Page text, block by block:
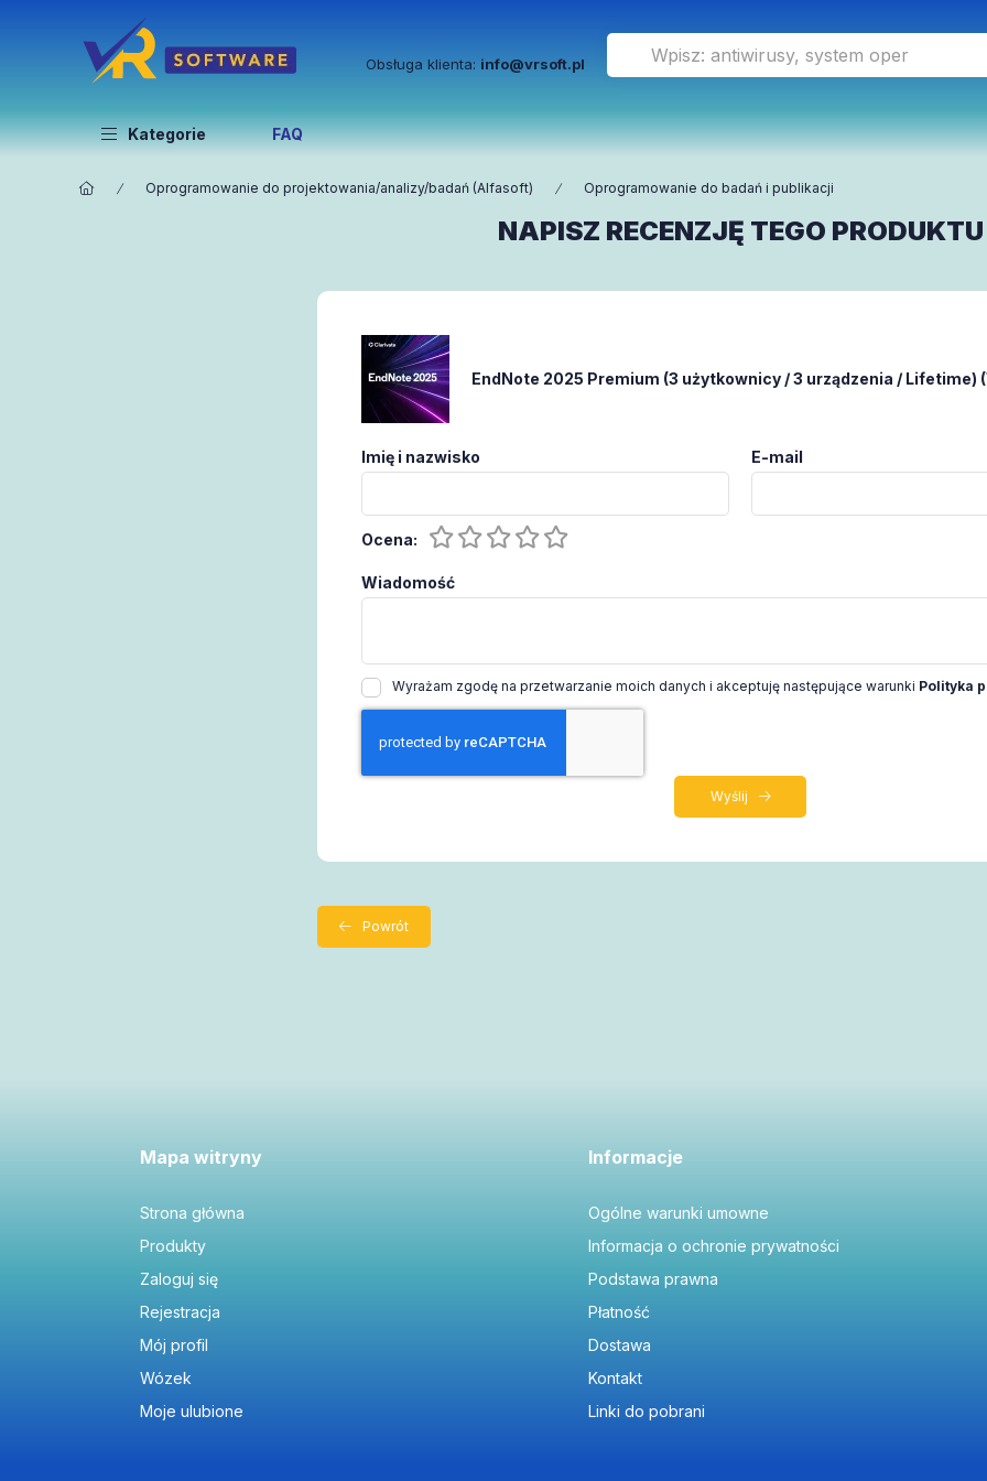
Obsługa klienta: info@vrsoft.pl
Kategorie FAQ
Oprogramowanie do projektowania/analizy/badań (Alfasoft) Oprogramowanie do badań i publikacji
NAPISZ RECENZJĘ TEGO PRODUKTU
EndNote 2025 Premium (3 użytkownicy / 3 urządzenia / Lifetime)
Imię i nazwisko E-mail
Ocena:
Wiadomość
Wyrażam zgodę na przetwarzanie moich danych i akceptuję następujące warunki Polityka
Wyślij
Powrót
Mapa witryny
Strona główna
Produkty
Zaloguj się
Rejestracja
Mój profil
Wózek
Moje ulubione
Informacje
Ogólne warunki umowne
Informacja o ochronie prywatności
Podstawa prawna
Płatność
Dostawa
Kontakt
Linki do pobrani